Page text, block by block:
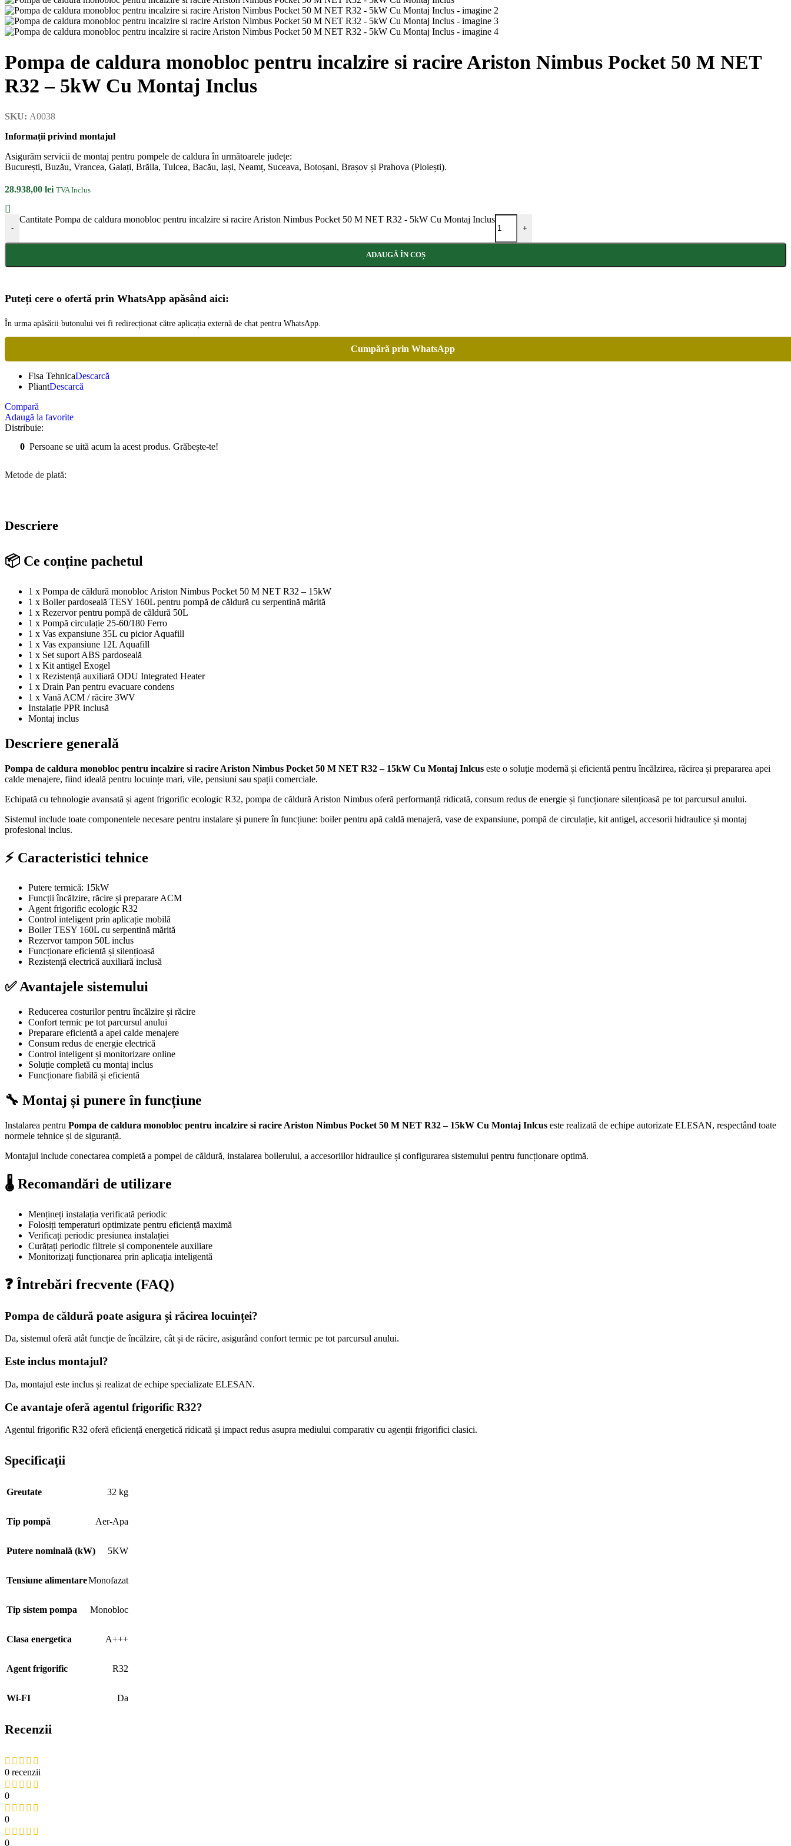
Pompa de caldura monobloc pentru incalzire si racire Ariston Nimbus Pocket 50 M NET
R32 – 5kW Cu Montaj Inclus
SKU: A0038
Informații privind montajul
Asigurăm servicii de montaj pentru pompele de caldura în următoarele județe:
București, Buzău, Vrancea, Galați, Brăila, Tulcea, Bacău, Iași, Neamț, Suceava, Botoșani, Brașov și Prahova (Ploiești).
28.938,00 lei TVA Inclus
-
Cantitate Pompa de caldura monobloc pentru incalzire si racire Ariston Nimbus Pocket 50 M NET R32 - 5kW Cu Montaj Inclus
+
ADAUGĂ ÎN COȘ
Puteți cere o ofertă prin WhatsApp apăsând aici:
În urma apăsării butonului vei fi redirecționat către aplicația externă de chat pentru WhatsApp.
Cumpără prin WhatsApp
Fisa TehnicaDescarcă
PliantDescarcă
Compară
Adaugă la favorite
Distribuie:
0 Persoane se uită acum la acest produs. Grăbește-te!
Metode de plată:
Descriere
📦 Ce conține pachetul
1 x Pompa de căldură monobloc Ariston Nimbus Pocket 50 M NET R32 – 15kW
1 x Boiler pardoseală TESY 160L pentru pompă de căldură cu serpentină mărită
1 x Rezervor pentru pompă de căldură 50L
1 x Pompă circulație 25-60/180 Ferro
1 x Vas expansiune 35L cu picior Aquafill
1 x Vas expansiune 12L Aquafill
1 x Set suport ABS pardoseală
1 x Kit antigel Exogel
1 x Rezistență auxiliară ODU Integrated Heater
1 x Drain Pan pentru evacuare condens
1 x Vană ACM / răcire 3WV
Instalație PPR inclusă
Montaj inclus
Descriere generală
Pompa de caldura monobloc pentru incalzire si racire Ariston Nimbus Pocket 50 M NET R32 – 15kW Cu Montaj Inlcus este o soluție modernă și eficientă pentru încălzirea, răcirea și prepararea apei
calde menajere, fiind ideală pentru locuințe mari, vile, pensiuni sau spații comerciale.
Echipată cu tehnologie avansată și agent frigorific ecologic R32, pompa de căldură Ariston Nimbus oferă performanță ridicată, consum redus de energie și funcționare silențioasă pe tot parcursul anului.
Sistemul include toate componentele necesare pentru instalare și punere în funcțiune: boiler pentru apă caldă menajeră, vase de expansiune, pompă de circulație, kit antigel, accesorii hidraulice și montaj
profesional inclus.
⚡ Caracteristici tehnice
Putere termică: 15kW
Funcții încălzire, răcire și preparare ACM
Agent frigorific ecologic R32
Control inteligent prin aplicație mobilă
Boiler TESY 160L cu serpentină mărită
Rezervor tampon 50L inclus
Funcționare eficientă și silențioasă
Rezistență electrică auxiliară inclusă
✅ Avantajele sistemului
Reducerea costurilor pentru încălzire și răcire
Confort termic pe tot parcursul anului
Preparare eficientă a apei calde menajere
Consum redus de energie electrică
Control inteligent și monitorizare online
Soluție completă cu montaj inclus
Funcționare fiabilă și eficientă
🔧 Montaj și punere în funcțiune
Instalarea pentru Pompa de caldura monobloc pentru incalzire si racire Ariston Nimbus Pocket 50 M NET R32 – 15kW Cu Montaj Inlcus este realizată de echipe autorizate ELESAN, respectând toate
normele tehnice și de siguranță.
Montajul include conectarea completă a pompei de căldură, instalarea boilerului, a accesoriilor hidraulice și configurarea sistemului pentru funcționare optimă.
🌡️ Recomandări de utilizare
Mențineți instalația verificată periodic
Folosiți temperaturi optimizate pentru eficiență maximă
Verificați periodic presiunea instalației
Curățați periodic filtrele și componentele auxiliare
Monitorizați funcționarea prin aplicația inteligentă
❓ Întrebări frecvente (FAQ)
Pompa de căldură poate asigura și răcirea locuinței?
Da, sistemul oferă atât funcție de încălzire, cât și de răcire, asigurând confort termic pe tot parcursul anului.
Este inclus montajul?
Da, montajul este inclus și realizat de echipe specializate ELESAN.
Ce avantaje oferă agentul frigorific R32?
Agentul frigorific R32 oferă eficiență energetică ridicată și impact redus asupra mediului comparativ cu agenții frigorifici clasici.
Specificații
Greutate 32 kg
Tip pompă Aer-Apa
Putere nominală (kW) 5KW
Tensiune alimentareMonofazat
Tip sistem pompa Monobloc
Clasa energetica A+++
Agent frigorific R32
Wi-FI Da
Recenzii
0 recenzii
0
0
0